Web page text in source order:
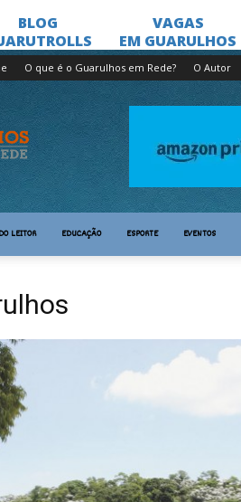
O que é o Guarulhos em Rede? O Autor
DO LEITOR EDUCAÇÃO ESPORTE EVENTOS